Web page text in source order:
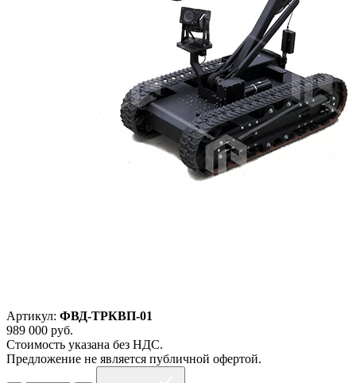
Артикул: ФВД-ТРКВП-01
989 000 руб.
Стоимость указана без НДС.
Предложение не является публичной офертой.